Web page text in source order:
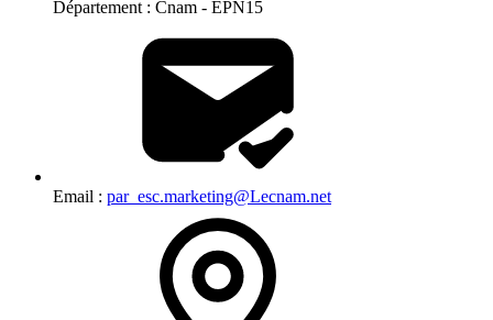
Département : Cnam - EPN15
Email : par_esc.marketing@Lecnam.net